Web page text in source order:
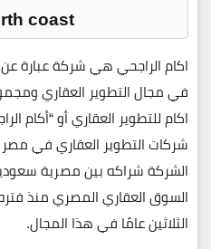
coast
اكام الراجحي هي شركة عبارة عن
في مجال التطوير العقاري
اكام للتطوير العقاري أو “أكام
شركات التطوير العقاري في مصر
الشركة شراكه بين مصرية
السوق العقاري المصري منذ
الثلاثين عامًا في هذا المجال.